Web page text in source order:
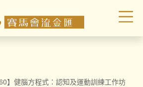
】健腦方程式：認知及運動訓練工作坊